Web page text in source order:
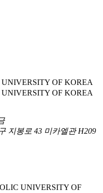
지봉로 43 미카엘관 H209
UNIVERSITY OF